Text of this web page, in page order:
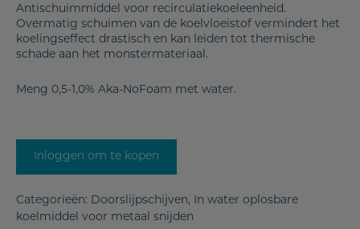
Antischuimmiddel voor recirculatiekoeleenheid.
Overmatig schuimen van de koelvloeistof vermindert het
koelingseffect drastisch en kan leiden tot thermische
schade aan het monstermateriaal.
Meng 0,5-1,0% Aka-NoFoam met water.
Inloggen om te kopen
Categorieën: Doorslijpschijven, In water oplosbare
koelmiddel voor metaal snijden